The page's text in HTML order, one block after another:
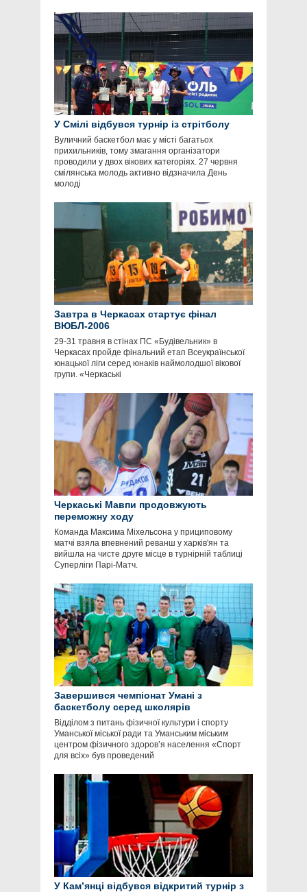
У Смілі відбувся турнір із стрітболу
Вуличний баскетбол має у місті багатьох
прихильників, тому змагання організатори
проводили у двох вікових категоріях. 27 червня
смілянська молодь активно відзначила День
молоді
Завтра в Черкасах стартує фінал
ВЮБЛ-2006
29-31 травня в стінах ПС «Будівельник» в
Черкасах пройде фінальний етап Всеукраїнської
юнацької ліги серед юнаків наймолодшої вікової
групи. «Черкаські
Черкаські Мавпи продовжують
переможну ходу
Команда Максима Міхельсона у прициповому
матчі взяла впевнений реванш у харків'ян та
вийшла на чисте друге місце в турнірній таблиці
Суперліги Парі-Матч.
Завершився чемпіонат Умані з
баскетболу серед школярів
Відділом з питань фізичної культури і спорту
Уманської міської ради та Уманським міським
центром фізичного здоров’я населення «Спорт
для всіх» був проведений
У Кам’янці відбувся відкритий турнір з